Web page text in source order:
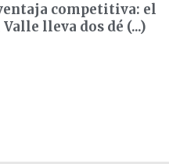
competitiva: el
lleva dos dé (...)